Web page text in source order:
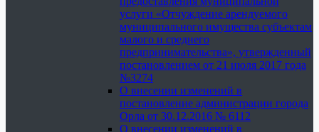
услуги «Отчуждение арендуемого
муниципального имущества субъектам
малого и среднего
предпринимательства», утвержденный
постановлением от 21 июля 2017 года
№3274
О внесении изменений в
постановление администрации города
Орла от 30.12.2016 № 6112
О внесении изменений в